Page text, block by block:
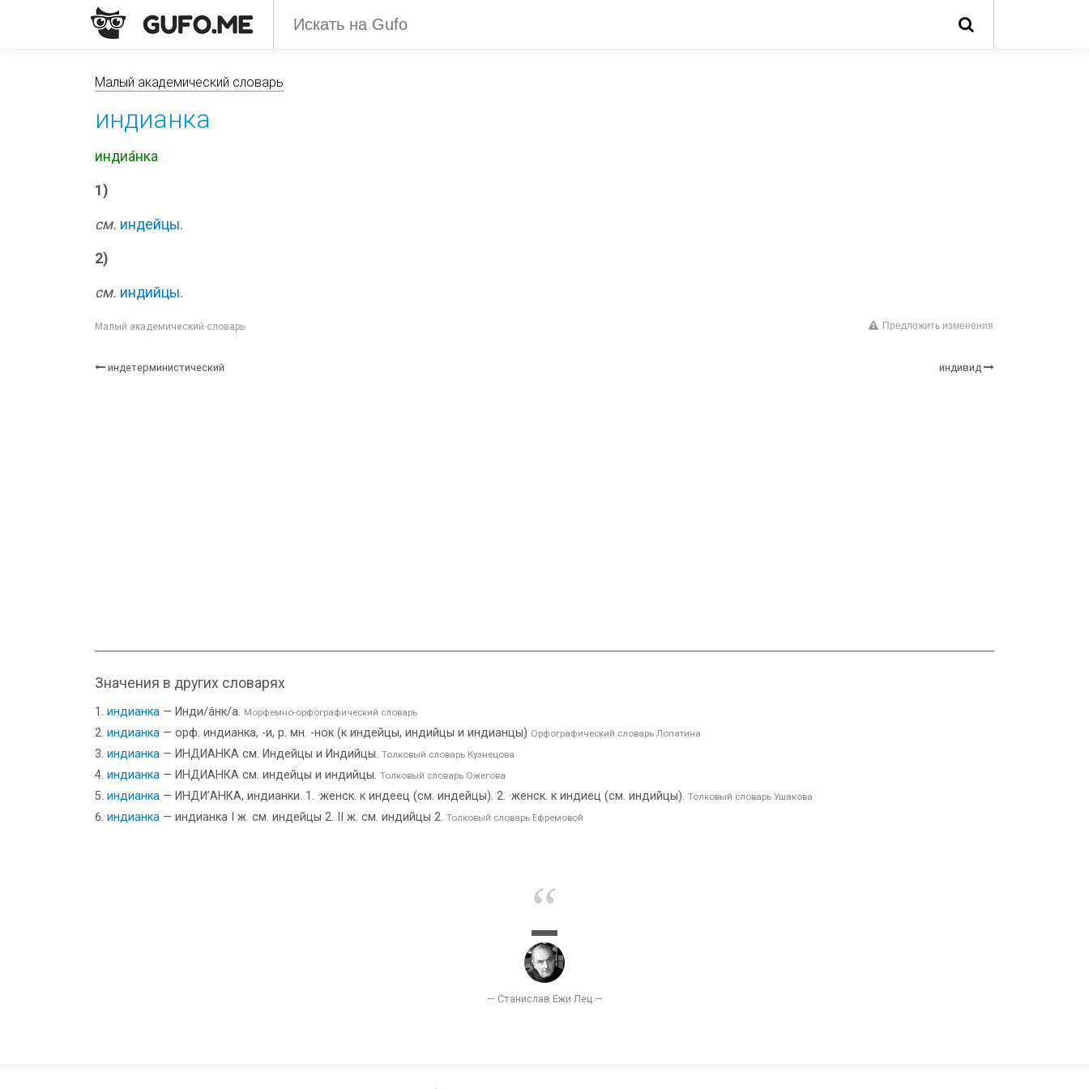
Малый академический словарь
индианка
индиа́нка
1)
см. индейцы.
2)
см. индийцы.
Малый академический словарь Предложить изменения
индетерминистический индивид
Значения в других словарях
индианка — Инди/а́нк/а. Морфемно-орфографический словарь
индианка — орф. индианка, -и, р. мн. -нок (к индейцы, индийцы и индианцы) Орфографический словарь Лопатина
индианка — ИНДИАНКА см. Индейцы и Индийцы. Толковый словарь Кузнецова
индианка — ИНДИАНКА см. индейцы и индийцы. Толковый словарь Ожегова
индианка — ИНДИ’АНКА, индианки. 1. ·женск. к индеец (см. индейцы). 2. ·женск. к индиец (см. индийцы). Толковый словарь Ушакова
индианка — индианка I ж. см. индейцы 2. II ж. см. индийцы 2. Толковый словарь Ефремовой